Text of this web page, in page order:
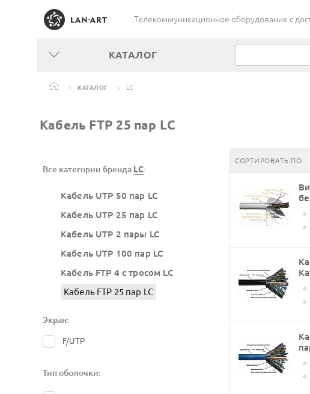
Телекоммуникационное оборудование c
КАТАЛОГ
КАТАЛОГ LC
Кабель FTP 25 пар LC
Все категории бренда LC:
Кабель UTP 50 пар LC
Кабель UTP 25 пар LC
Кабель UTP 2 пары LC
Кабель UTP 100 пар LC
Кабель FTP 4 с тросом LC
Кабель FTP 25 пар LC
Экран:
F/UTP
Тип оболочки:
СОРТИРОВАТЬ ПО
●
●
●
●
●
●